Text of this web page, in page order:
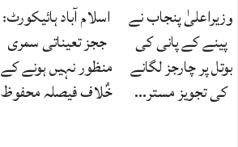
وزیراعلیٰ پنجاب نے
پینے کے پانی کی
بوتل پر چارجز لگانے
کی تجویز مستر…
اسلام آباد ہائیکورٹ:
ججز تعیناتی سمری
منظور نہیں‌ ہونے کے
خٌلاف فیصلہ محفوظ